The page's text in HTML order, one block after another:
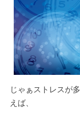
じゃぁストレスが
えば、